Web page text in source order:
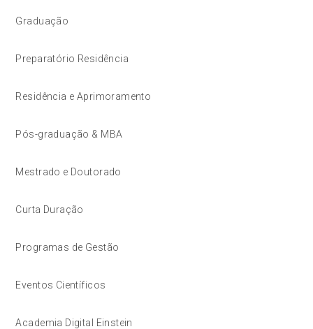
Graduação
Preparatório Residência
Residência e Aprimoramento
Pós-graduação & MBA
Mestrado e Doutorado
Curta Duração
Programas de Gestão
Eventos Científicos
Academia Digital Einstein